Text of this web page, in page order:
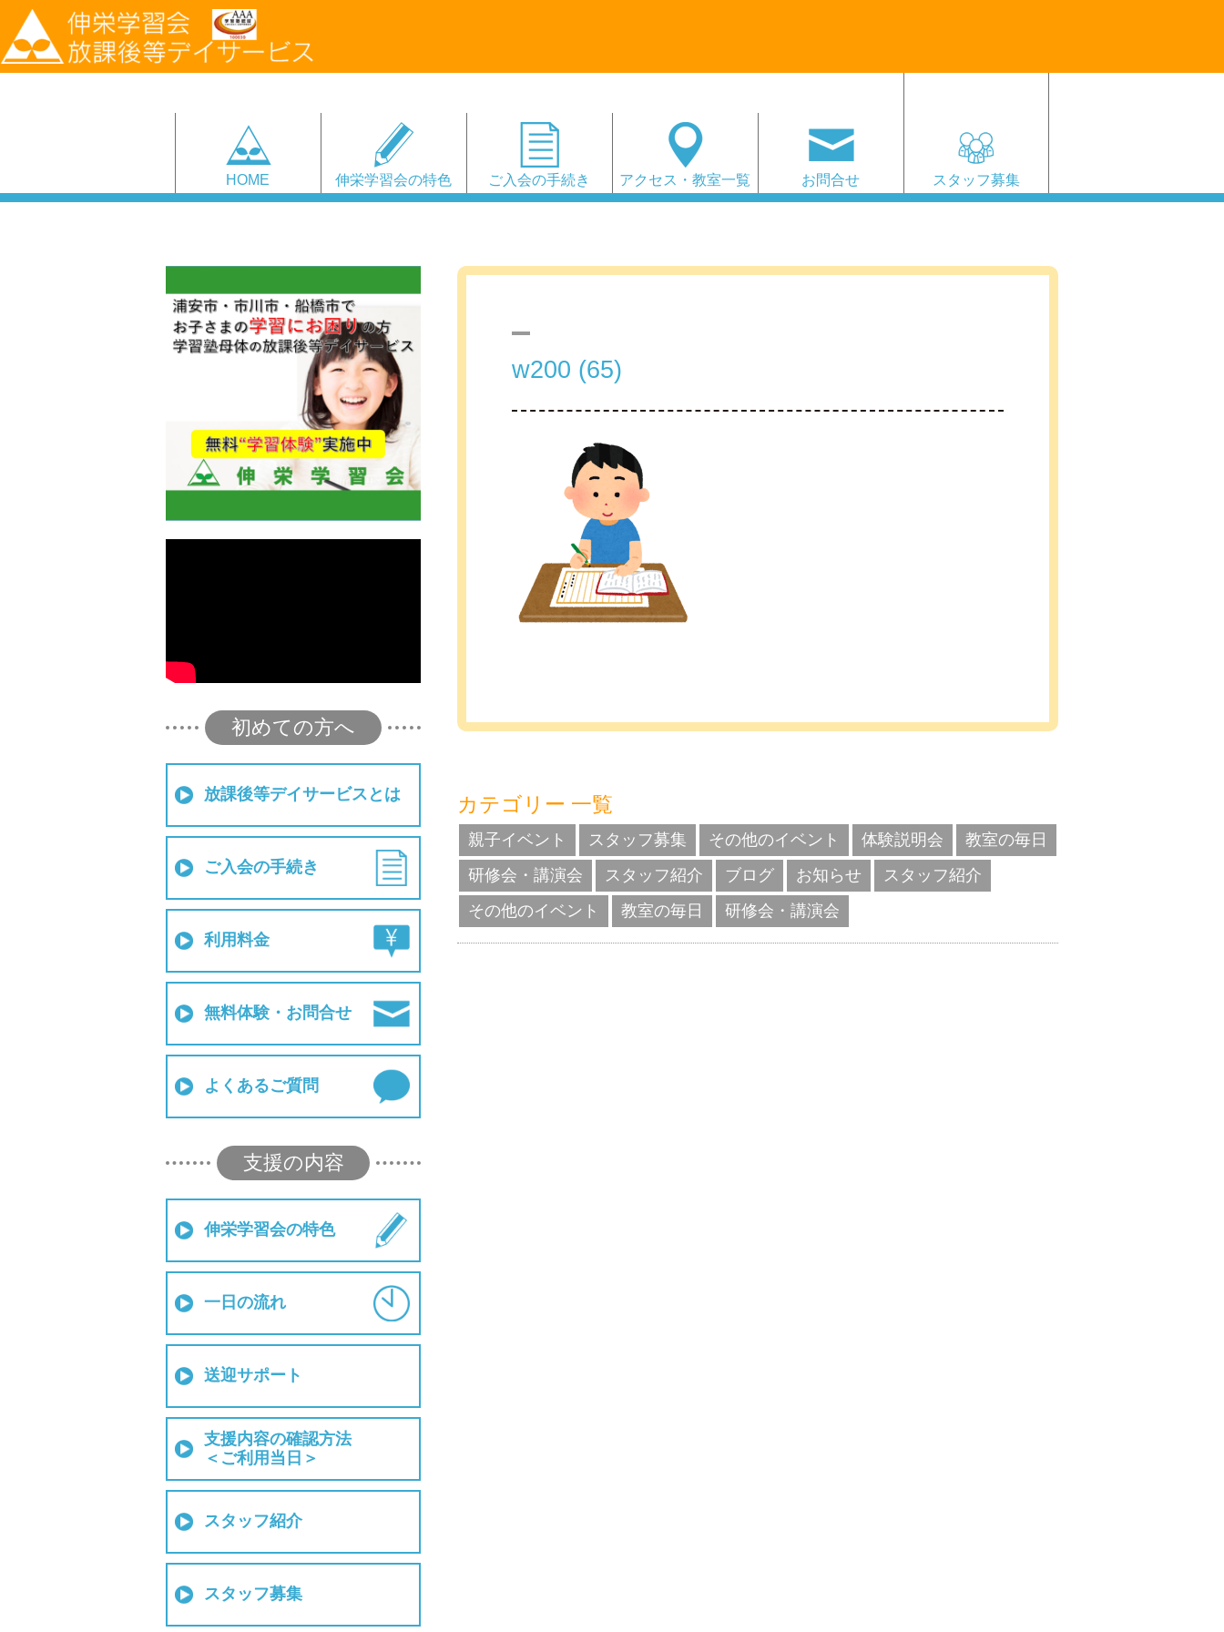
HOME 伸栄学習会の特色 ご入会の手続き アクセス・教室一覧 お問合せ スタッフ募集
初めての方へ
放課後等デイサービスとは
ご入会の手続き
利用料金
無料体験・お問合せ
よくあるご質問
支援の内容
伸栄学習会の特色
一日の流れ
送迎サポート
支援内容の確認方法
＜ご利用当日＞
スタッフ紹介
スタッフ募集
w200 (65)
カテゴリー 一覧
親子イベント スタッフ募集 その他のイベント 体験説明会
教室の毎日
研修会・講演会
スタッフ紹介 ブログ お知らせ
スタッフ紹介
その他のイベント
教室の毎日 研修会・講演会